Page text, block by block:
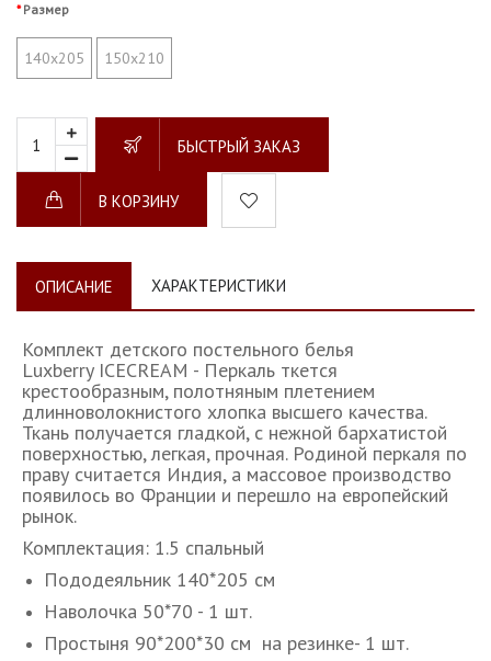
Размер
140х205 150х210
БЫСТРЫЙ ЗАКАЗ
В КОРЗИНУ
ОПИСАНИЕ ХАРАКТЕРИСТИКИ
Комплект детского постельного белья
Luxberry ICECREAM - Перкаль ткется
крестообразным, полотняным плетением
длинноволокнистого хлопка высшего качества.
Ткань получается гладкой, с нежной бархатистой
поверхностью, легкая, прочная. Родиной перкаля по
праву считается Индия, а массовое производство
появилось во Франции и перешло на европейский
рынок.
Комплектация: 1.5 спальный
Пододеяльник 140*205 см
Наволочка 50*70 - 1 шт.
Простыня 90*200*30 см на резинке- 1 шт.